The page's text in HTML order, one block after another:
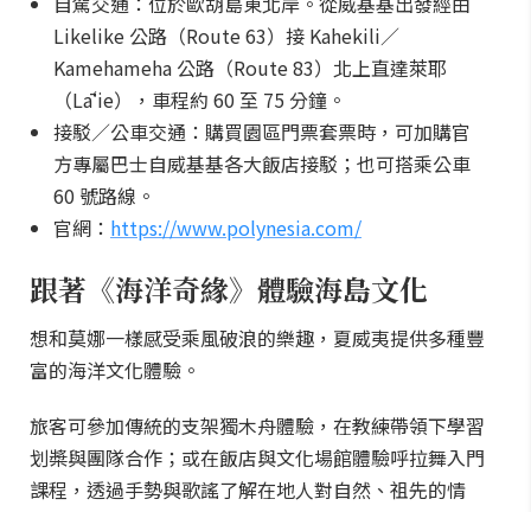
Likelike 公路（Route 63）接 Kahekili／
Kamehameha 公路（Route 83）北上直達萊耶
（Lāʻie），車程約 60 至 75 分鐘。
接駁／公車交通：購買園區門票套票時，可加購官
方專屬巴士自威基基各大飯店接駁；也可搭乘公車
60 號路線。
官網： https://www.polynesia.com/
跟著《海洋奇緣》體驗海島文化
想和莫娜一樣感受乘風破浪的樂趣，夏威夷提供多種豐
富的海洋文化體驗。
旅客可參加傳統的支架獨木舟體驗，在教練帶領下學習
划槳與團隊合作；或在飯店與文化場館體驗呼拉舞入門
課程，透過手勢與歌謠了解在地人對自然、祖先的情